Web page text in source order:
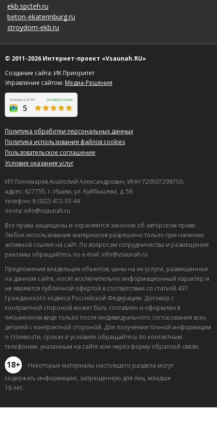
ekb.spcteh.ru
beton-ekaterinburg.ru
stroydom-ekb.ru
© 2011-2026 Интернет-проект «Vsaunah.RU»
Создание сайта: ИК Приоритет
Управление сайтом: Медиа-Решения
Политика обработки персональных данных
Политика использования файлов cookies
Пользовательское соглашение
Условия оказания услуг
ИП Пономарев Анатолий Александрович, ИНН 720507299750,
адрес: 627755, г. Ишим, ул. Куйбышева, д. 58
телефон: 8 (922) 472-33-44
почта: info@vsaunah.ru
Все права защищены и охраняются законом об авторском праве.
Любое использование материалов разрешено только при наличии
активной ссылки на сайт. По вопросам сотрудничества и размещения
рекламы обращайтесь по e-mail: info@vsaunah.ru
Предложения владельцев объектов, цены на их услуги, размещенные
на данном сайте, носят исключительно информационный характер и
не являются публичной офертой в соответствии со статьей 437
Гражданского кодекса Российской Федерации. Договор с
контрактной стороной может быть составлен и оформлен в
письменном виде только после индивидуального согласования всех
деталей с контрактной стороной. Для получения точной информации
о стоимости, сроках и условиях обращайтесь по контактным
телефонам, указанным на сайте или через форму обратной связи.
18+
Некоторые материалы настоящего раздела могут
содержать информацию, запрещенную для лиц, младше
18 лет.